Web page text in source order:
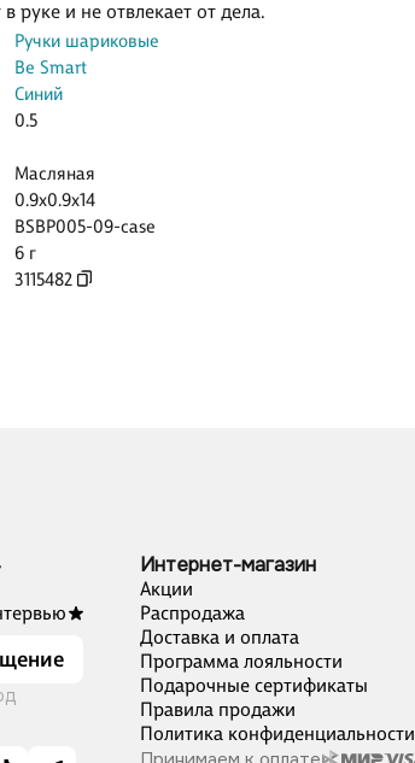
руке и не отвлекает от дела.
Ручки шариковые
Be Smart
Синий
0.5
Масляная
0.9x0.9x14
BSBP005-09-case
6 г
3115482
Интернет-магазин
Акции
Распродажа
Доставка и оплата
Программа лояльности
Подарочные сертификаты
Правила продажи
Политика конфиденциальности